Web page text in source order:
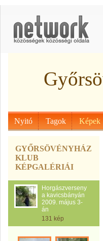
Nyitó Tagok Képek
GYŐRSÖVÉNYHÁZ
KLUB
KÉPGALÉRIÁI
Horgászverseny
a kavicsbányán
2009. május 3-
án
131 kép